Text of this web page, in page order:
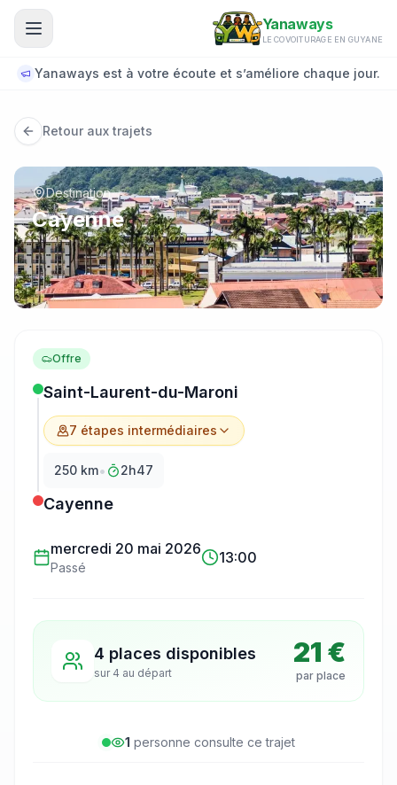
Aller au contenu principal
Yanaways
LE COVOITURAGE EN GUYANE
Yanaways est à votre écoute et s’améliore chaque jour.
Retour aux trajets
Destination
Cayenne
Offre
Saint-Laurent-du-Maroni
7 étapes intermédiaires
250 km• 2h47
Cayenne
mercredi 20 mai 2026
Passé
13:00
4 places disponibles
sur 4 au départ
21 €
par place
1 personne consulte ce trajet